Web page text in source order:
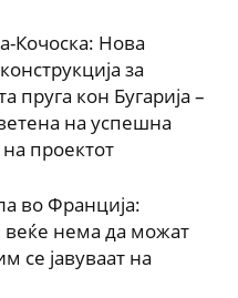
Кочоска: Нова
за
пруга кон Бугарија –
на успешна
проектот
во Франција:
нема да можат
се јавуваат на